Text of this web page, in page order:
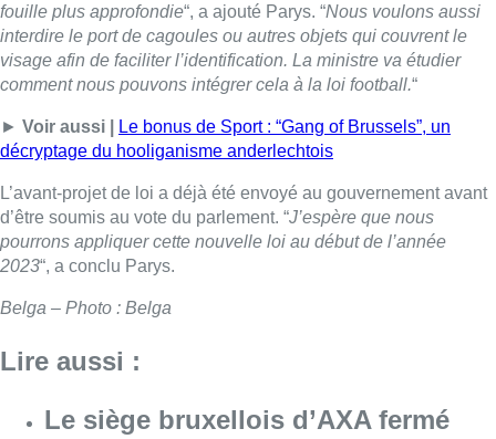
fouille plus approfondie“, a ajouté Parys. “Nous voulons aussi
interdire le port de cagoules ou autres objets qui couvrent le
visage afin de faciliter l’identification. La ministre va étudier
comment nous pouvons intégrer cela à la loi football.“
► Voir aussi |
Le bonus de Sport : “Gang of Brussels”, un
décryptage du hooliganisme anderlechtois
L’avant-projet de loi a déjà été envoyé au gouvernement avant
d’être soumis au vote du parlement. “J’espère que nous
pourrons appliquer cette nouvelle loi au début de l’année
2023“, a conclu Parys.
Belga – Photo : Belga
Lire aussi :
Le siège bruxellois d’AXA fermé